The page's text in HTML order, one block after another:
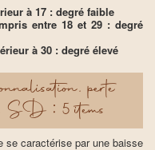
à 17 : degré faible
entre 18 et 29 : degré
à 30 : degré élevé
perte
SD : 5 items
se caractérise par une baisse